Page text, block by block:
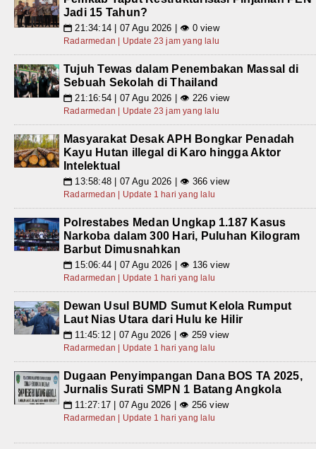
Jadi 15 Tahun?
📅 21:34:14 | 07 Agu 2026 | 👁 0 view
Radarmedan | Update 23 jam yang lalu
Tujuh Tewas dalam Penembakan Massal di
Sebuah Sekolah di Thailand
📅 21:16:54 | 07 Agu 2026 | 👁 226 view
Radarmedan | Update 23 jam yang lalu
Masyarakat Desak APH Bongkar Penadah
Kayu Hutan illegal di Karo hingga Aktor
Intelektual
📅 13:58:48 | 07 Agu 2026 | 👁 366 view
Radarmedan | Update 1 hari yang lalu
Polrestabes Medan Ungkap 1.187 Kasus
Narkoba dalam 300 Hari, Puluhan Kilogram
Barbut Dimusnahkan
📅 15:06:44 | 07 Agu 2026 | 👁 136 view
Radarmedan | Update 1 hari yang lalu
Dewan Usul BUMD Sumut Kelola Rumput
Laut Nias Utara dari Hulu ke Hilir
📅 11:45:12 | 07 Agu 2026 | 👁 259 view
Radarmedan | Update 1 hari yang lalu
Dugaan Penyimpangan Dana BOS TA 2025,
Jurnalis Surati SMPN 1 Batang Angkola
📅 11:27:17 | 07 Agu 2026 | 👁 256 view
Radarmedan | Update 1 hari yang lalu